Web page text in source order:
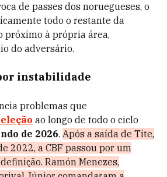
de passes dos noruegueses, o
todo o restante da
próximo à própria área,
do adversário.
instabilidade
problemas que
ao longo de todo o ciclo
de 2026. Após a saída de Tite,
2022, a CBF passou por um
Ramón Menezes,